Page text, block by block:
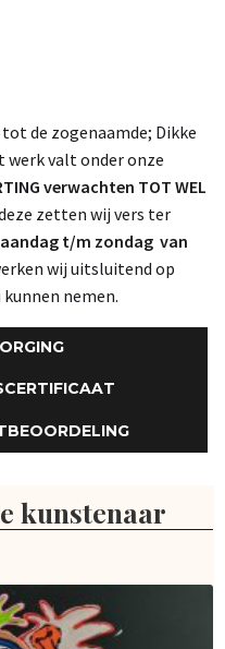
de zogenaamde; Dikke
werk valt onder onze
verwachten TOT WEL
zetten wij vers ter
t/m zondag van
wij uitsluitend op
nemen.
kunstenaar